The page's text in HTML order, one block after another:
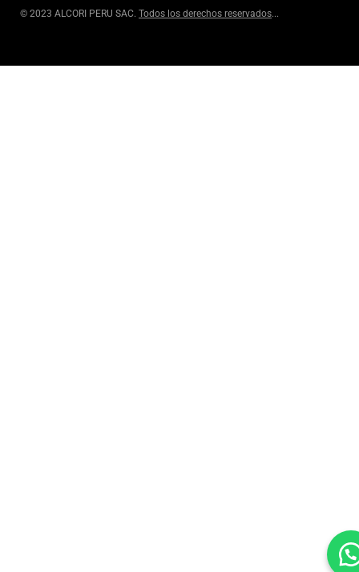
© 2023 ALCORI PERU SAC. Todos los derechos reservados...